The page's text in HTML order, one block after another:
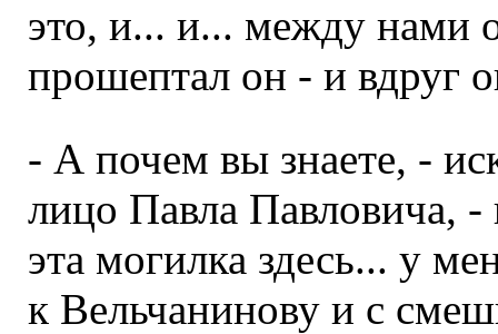
это, и... и... между нами
прошептал он - и вдруг
- А почем вы знаете, -
лицо Павла Павловича, -
эта могилка здесь... у
к Вельчанинову и с